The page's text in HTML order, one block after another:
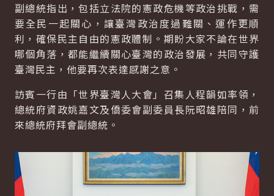
副總統指出，包括立法院的憲政危機等政治挑戰，需
要全民一起關心，讓臺灣政治度過難關、運作更順
利，確保民主自由的憲政體制。期盼大家不論在世界
哪個角落，都能繼續關心臺灣的政治發展，共同守護
臺灣民主，他要再次表達感謝之意。
訪賓一行由「世界臺灣人大會」召集人程韻如率領，
總統府資政姚嘉文及僑委會副委員長阮昭雄陪同，前
來總統府拜會副總統。